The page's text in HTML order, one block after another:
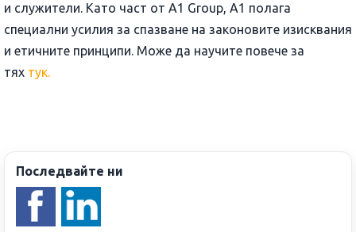
и служители. Като част от A1 Group, A1 полага
специални усилия за спазване на законовите изисквания
и етичните принципи. Може да научите повече за
тях тук.
Последвайте ни